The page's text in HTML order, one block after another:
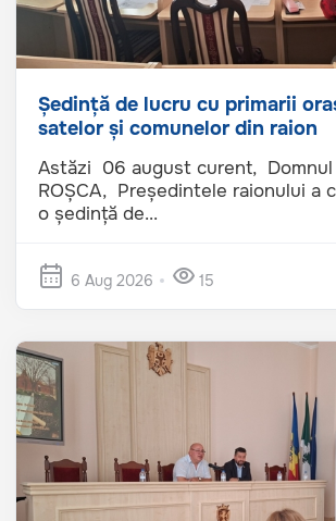
Ședință de lucru cu primarii
satelor și comunelor din raion
Astăzi 06 august curent, Domnul
ROȘCA, Președintele raionului a
o ședință de...
6 Aug 2026 15